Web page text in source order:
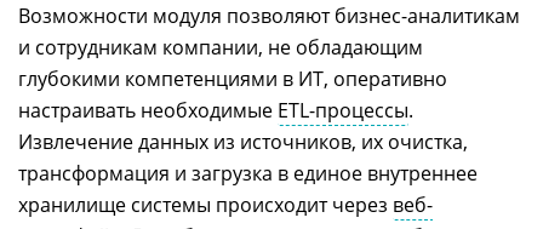
Возможности модуля позволяют бизнес-аналитикам
и сотрудникам компании, не обладающим
глубокими компетенциями в ИТ, оперативно
настраивать необходимые ETL-процессы.
Извлечение данных из источников, их очистка,
трансформация и загрузка в единое внутреннее
хранилище системы происходит через веб-